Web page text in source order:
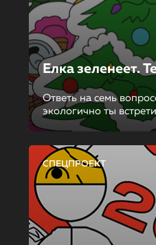
Елка зеленеет.
Ответь на семь
экологично ты
СПЕЦПРОЕКТ